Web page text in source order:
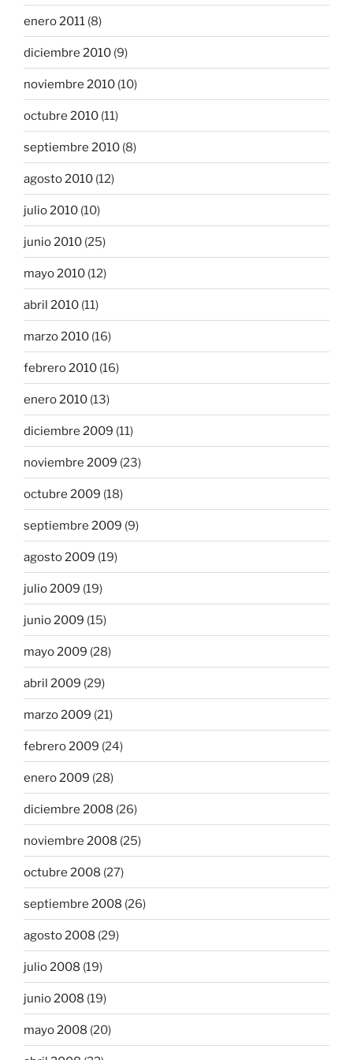
enero 2011 (8)
diciembre 2010 (9)
noviembre 2010 (10)
octubre 2010 (11)
septiembre 2010 (8)
agosto 2010 (12)
julio 2010 (10)
junio 2010 (25)
mayo 2010 (12)
abril 2010 (11)
marzo 2010 (16)
febrero 2010 (16)
enero 2010 (13)
diciembre 2009 (11)
noviembre 2009 (23)
octubre 2009 (18)
septiembre 2009 (9)
agosto 2009 (19)
julio 2009 (19)
junio 2009 (15)
mayo 2009 (28)
abril 2009 (29)
marzo 2009 (21)
febrero 2009 (24)
enero 2009 (28)
diciembre 2008 (26)
noviembre 2008 (25)
octubre 2008 (27)
septiembre 2008 (26)
agosto 2008 (29)
julio 2008 (19)
junio 2008 (19)
mayo 2008 (20)